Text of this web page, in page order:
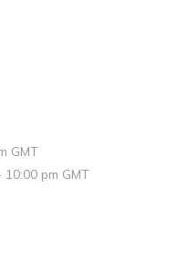
GMT
pm GMT